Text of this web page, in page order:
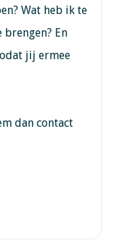
Wat heb ik te
En
jij ermee
dan contact